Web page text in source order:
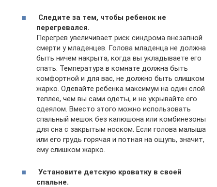
Следите за тем, чтобы ребенок не
перегревался.
Перегрев увеличивает риск синдрома внезапной
смерти у младенцев. Голова младенца не должна
быть ничем накрыта, когда вы укладываете его
спать. Температура в комнате должна быть
комфортной и для вас, не должно быть слишком
жарко. Одевайте ребенка максимум на один слой
теплее, чем вы сами одеты, и не укрывайте его
одеялом. Вместо этого можно использовать
спальный мешок без капюшона или комбинезоны
для сна с закрытым носком. Если голова малыша
или его грудь горячая и потная на ощупь, значит,
ему слишком жарко.
Установите детскую кроватку в своей
спальне.